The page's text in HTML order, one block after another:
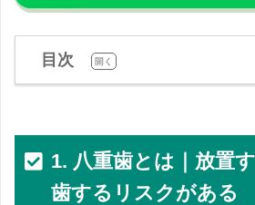
目次 開く
1. 八重歯とは｜放置
歯するリスクがある